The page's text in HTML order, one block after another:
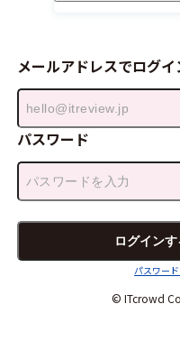
メールアドレスでログイ
パスワード
パスワー
© ITcrowd